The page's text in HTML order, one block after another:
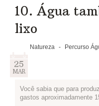
não desperdiçar comida
Assista...
10. Água
lixo
Natureza - Percurso
25
MAR
Você sabia que para
gastos aproximadamente